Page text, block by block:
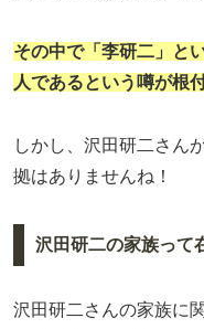
その中で「李研二」と
人であるという噂が根
しかし、沢田研二さん
拠はありませんね！
沢田研二の家族って
沢田研二さんの家族に